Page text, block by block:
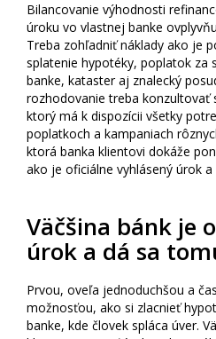
Bilancovanie výhodnosti
úroku vo vlastnej banke
Treba zohľadniť náklady ako je
splatenie hypotéky, poplatok za
banke, kataster aj znalecký
rozhodovanie treba konzultovať
ktorý má k dispozícii všetky
poplatkoch a kampaniach
ktorá banka klientovi dokáže
ako je oficiálne vyhlásený úrok
Väčšina bánk je
úrok a dá sa
Prvou, oveľa jednoduchšou a
možnosťou, ako si zlacnieť
banke, kde človek spláca úver.